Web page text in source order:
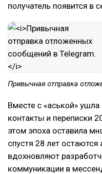
получатель появится в
Привычная отправка
Вместе с «аськой»
контакты и переписки
этом эпоха оставила
спустя 28 лет остаются
вдохновляют
коммуникации в